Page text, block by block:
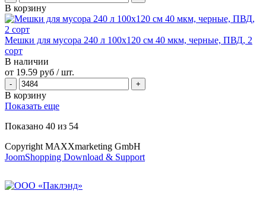
В корзину
Мешки для мусора 240 л 100х120 см 40 мкм, черные, ПВД, 2
сорт
В наличии
от 19.59 руб / шт.
В корзину
Показать еще
Показано 40 из 54
Copyright MAXXmarketing GmbH
JoomShopping Download & Support